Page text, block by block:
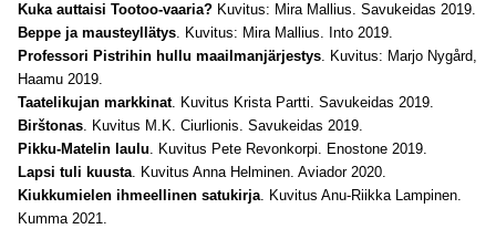
Kuka auttaisi Tootoo-vaaria? Kuvitus: Mira Mallius. Savukeidas 2019.
Beppe ja mausteyllätys. Kuvitus: Mira Mallius. Into 2019.
Professori Pistrihin hullu maailmanjärjestys. Kuvitus: Marjo Nygård,
Haamu 2019.
Taatelikujan markkinat. Kuvitus Krista Partti. Savukeidas 2019.
Birštonas. Kuvitus M.K. Ciurlionis. Savukeidas 2019.
Pikku-Matelin laulu. Kuvitus Pete Revonkorpi. Enostone 2019.
Lapsi tuli kuusta. Kuvitus Anna Helminen. Aviador 2020.
Kiukkumielen ihmeellinen satukirja. Kuvitus Anu-Riikka Lampinen.
Kumma 2021.